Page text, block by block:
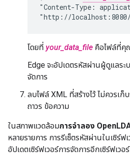
"Content-Type:
"http://
โดยที่ your_data_file คือไฟล์ที่คุ
Edge จะอัปเดตรหัสผ่านผู้ดูแลร
จัดการ
ลบไฟล์ XML ที่สร้างไว้ ไม่ควรเก็
ถาวร ข้อความ
ในสภาพแวดล้อมการจำลอง
หลายรายการ การรีเซ็ตรหัสผ่านในเซิร์ฟ
อัปเดตเซิร์ฟเวอร์การจัดการอีกเซิร์ฟเว